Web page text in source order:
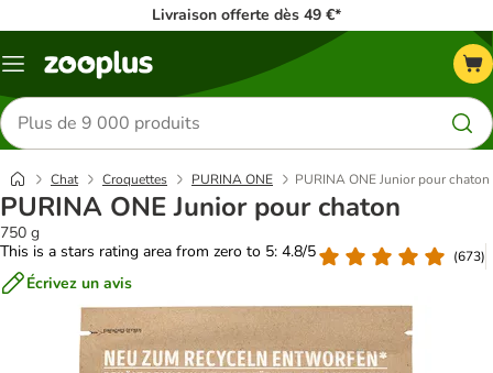
Livraison offerte dès 49 €*
Menu
Rechercher
des
produits
Chat Croquettes PURINA ONE PURINA ONE Junior pour chaton
PURINA ONE Junior pour chaton
750 g
This is a stars rating area from zero to 5: 4.8/5
(673)
Écrivez un avis